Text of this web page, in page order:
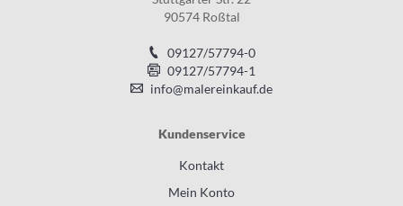
90574 Roßtal
09127/57794-0
09127/57794-1
info@malereinkauf.de
Kundenservice
Kontakt
Mein Konto